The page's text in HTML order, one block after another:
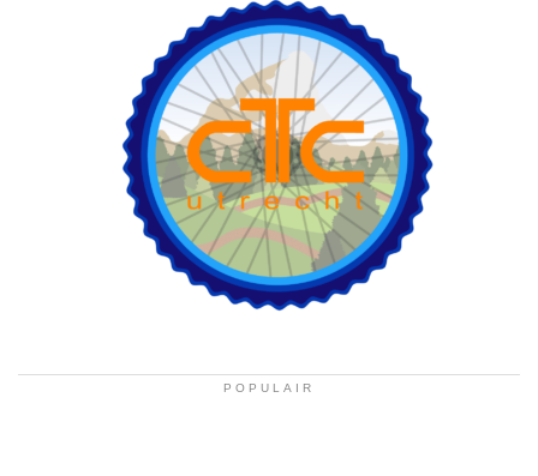
POPULAIR